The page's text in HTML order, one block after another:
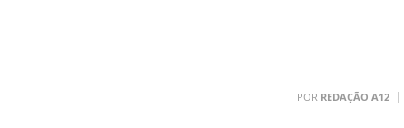
POR REDAÇÃO A12